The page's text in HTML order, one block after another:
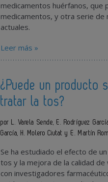
medicamentos huérfanos, que
medicamentos, y otra serie de
actuales.
Leer más »
¿Puede un producto
tratar la tos?
por L. Varela Sende, E. Rodríguez
García, H. Molero Ciutat y E. Martín
Se ha estudiado el efecto de
tos y la mejora de la calidad de
con investigadores